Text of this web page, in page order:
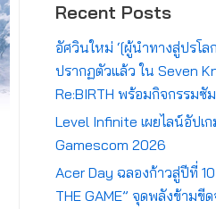
Recent Posts
อัศวินใหม่ ‘[ผู้นำทางสู่ปรโล
ปรากฏตัวแล้ว ใน Seven
Re:BIRTH พร้อมกิจกรรมซั
Level Infinite เผยไลน์อัปเ
Gamescom 2026
Acer Day ฉลองก้าวสู่ปีที่
THE GAME” จุดพลังข้ามขี